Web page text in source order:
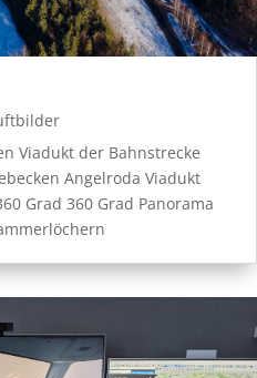
Viadukt der Bahnstrecke
Angelroda Viadukt
Grad 360 Grad Panorama